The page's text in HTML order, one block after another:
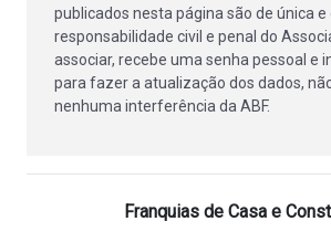
publicados nesta página são de única e
responsabilidade civil e penal do
associar, recebe uma senha pessoal e
para fazer a atualização dos dados,
nenhuma interferência da ABF.
Franquias de Casa e